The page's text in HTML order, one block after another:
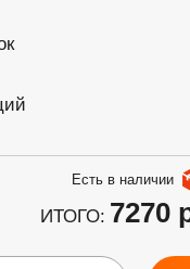
Есть в наличии
ИТОГО: 7270